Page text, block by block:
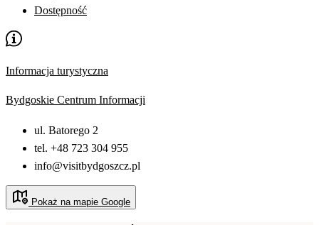
Dostępność
Informacja turystyczna
Bydgoskie Centrum Informacji
ul. Batorego 2
tel. +48 723 304 955
info@visitbydgoszcz.pl
Pokaż na mapie Google